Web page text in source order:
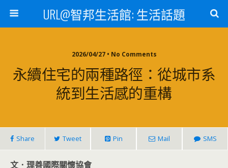
URL@智邦生活館: 生活話題
2026/04/27 • No Comments
永續住宅的兩種路徑：從城市系
統到生活感的重構
Share Tweet Pin Mail SMS
文．理善國際關懷協會